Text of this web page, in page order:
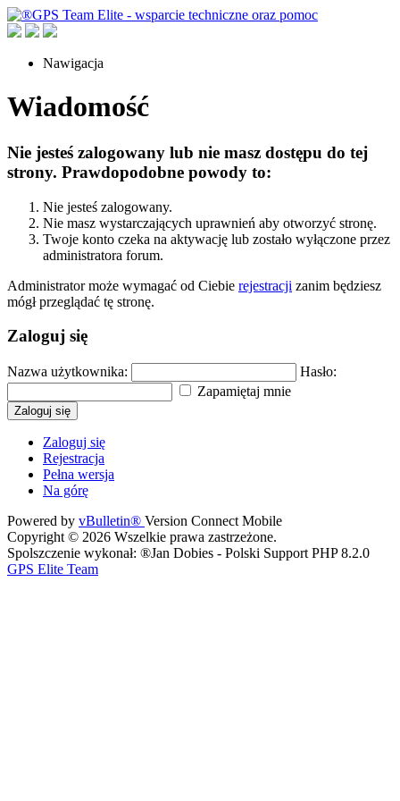
Nawigacja
Wiadomość
Nie jesteś zalogowany lub nie masz dostępu do tej
strony. Prawdopodobne powody to:
Nie jesteś zalogowany.
Nie masz wystarczających uprawnień aby otworzyć stronę.
Twoje konto czeka na aktywację lub zostało wyłączone przez
administratora forum.
Administrator może wymagać od Ciebie rejestracji zanim będziesz
mógł przeglądać tę stronę.
Zaloguj się
Nazwa użytkownika:
Hasło:
Zapamiętaj mnie
Zaloguj się
Zaloguj się
Rejestracja
Pełna wersja
Na górę
Powered by vBulletin® Version Connect Mobile
Copyright © 2026 Wszelkie prawa zastrzeżone.
Spolszczenie wykonał: ®Jan Dobies - Polski Support PHP 8.2.0
GPS Elite Team